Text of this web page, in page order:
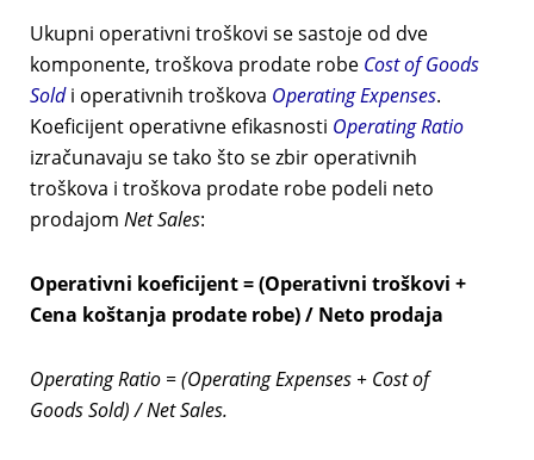
Ukupni operativni troškovi se sastoje od dve
komponente, troškova prodate robe Cost of Goods
Soldi operativnih troškova Operating Expenses.
Koeficijent operativne efikasnosti Operating Ratio
izračunavaju se tako što se zbir operativnih
troškova i troškova prodate robe podeli neto
prodajom Net Sales:
Operativni koeficijent = (Operativni troškovi +
Cena koštanja prodate robe) / Neto prodaja
Operating Ratio = (Operating Expenses + Cost of
Goods Sold) / Net Sales.